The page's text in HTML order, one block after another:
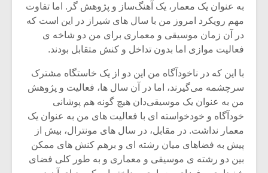
به عنوان یک معمار، یک آهنگ‌ساز و پژوهش گر. اما تفاوت
مهم رویکرد امروز من با سال های شیراز در این است که
در آن زمان موسیقی و معماری برای من دو شاخه ی
فعالیت موازی اما بدون تداخل و کنش متقابل بودند.
با این که در ناخودآگاه من این دو از یک خاستگاه مشترک
سرچشمه می‌گیرند، اما در آن سال ها، فعالیت و پژوهش
من به عنوان یک موسیقی‌دان هیچ گونه هم پوشانی
خودآگاه و خودخواسته ای با فعالیت های من به عنوان یک
معمار نداشت. در مقابل، در سال های مونترال، بیش از
پیش به فضاهای میان رشته ای و برهم کنش های ممکن
بین دو رشته ی موسیقی و معماری و به طور کلی فضای